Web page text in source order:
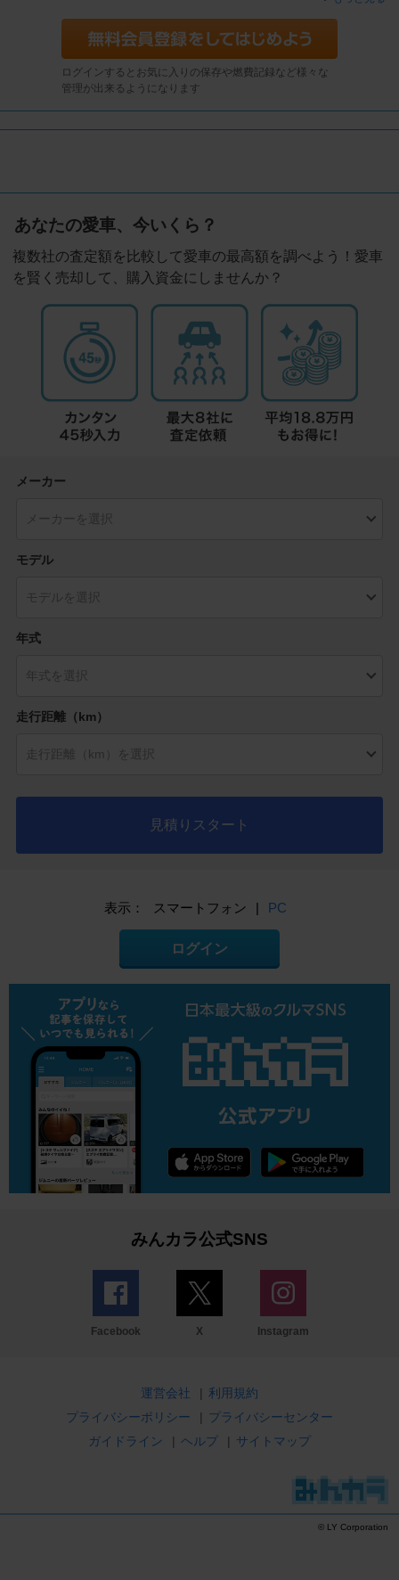
ログインするとお気に入りの保存や燃費記録など様々な
管理が出来るようになります
あなたの愛車、今いくら？
複数社の査定額を比較して愛車の最高額を調べよう！愛車
を賢く売却して、購入資金にしませんか？
メーカー
モデル
年式
走行距離（km）
見積りスタート
表示： スマートフォン PC
ログイン
みんカラ公式SNS
Facebook X Instagram
運営会社 | 利用規約
プライバシーポリシー
| プライバシーセンター
ガイドライン
| ヘルプ | サイトマップ
© LY Corporation